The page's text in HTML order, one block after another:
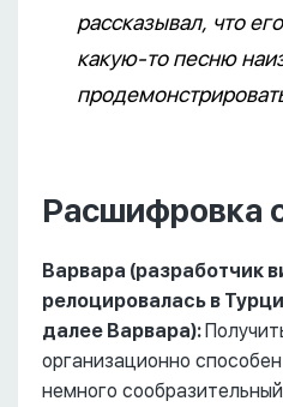
рассказывал, что
какую-то песню
Расшифровка
Варвара (разработчик
релоцировалась в
далее Варвара):
организационно
немного